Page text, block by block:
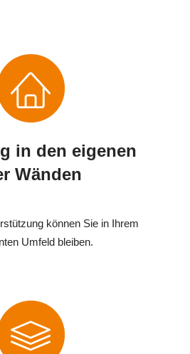
in den eigenen
Wänden
können Sie in Ihrem
Umfeld bleiben.